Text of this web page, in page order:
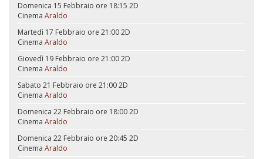
Domenica 15 Febbraio ore 18:15 2D
Cinema Araldo
Martedì 17 Febbraio ore 21:002D
Cinema Araldo
Giovedì 19 Febbraio ore 21:002D
Cinema Araldo
Sabato 21 Febbraio ore 21:002D
Cinema Araldo
Domenica 22 Febbraio ore 18:002D
Cinema Araldo
Domenica 22 Febbraio ore 20:45 2D
Cinema Araldo